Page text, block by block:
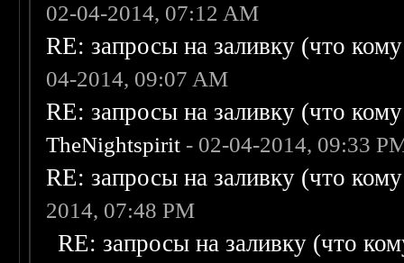
02-04-2014, 07:12 AM
RE: запросы на заливку (что
04-2014, 09:07 AM
RE: запросы на заливку (что
TheNightspirit - 02-04-2014, 09:33
RE: запросы на заливку (что
2014, 07:48 PM
RE: запросы на заливку (что